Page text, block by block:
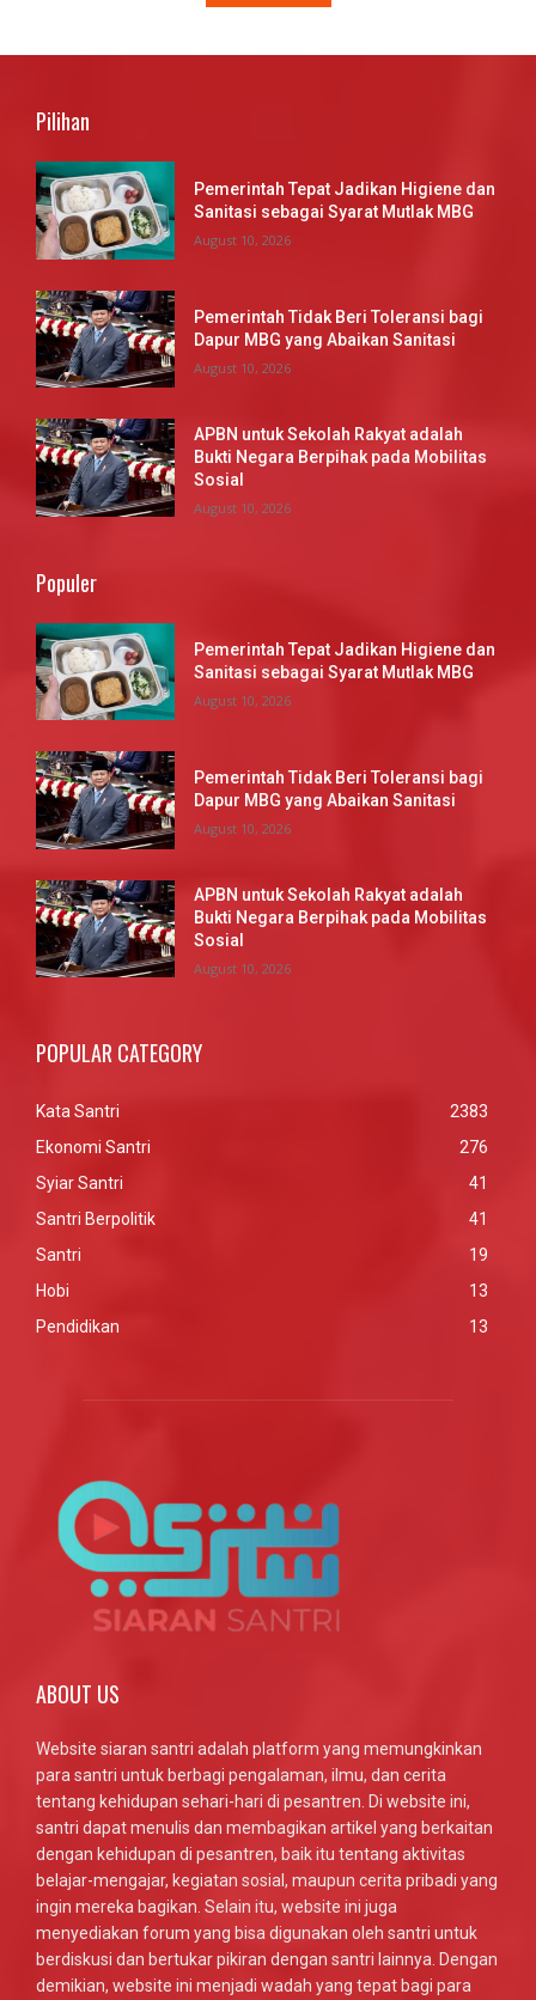
Pilihan
Pemerintah Tepat Jadikan Higiene dan
Sanitasi sebagai Syarat Mutlak MBG
August 10, 2026
Pemerintah Tidak Beri Toleransi bagi
Dapur MBG yang Abaikan Sanitasi
August 10, 2026
APBN untuk Sekolah Rakyat adalah
Bukti Negara Berpihak pada Mobilitas
Sosial
August 10, 2026
Populer
Pemerintah Tepat Jadikan Higiene dan
Sanitasi sebagai Syarat Mutlak MBG
August 10, 2026
Pemerintah Tidak Beri Toleransi bagi
Dapur MBG yang Abaikan Sanitasi
August 10, 2026
APBN untuk Sekolah Rakyat adalah
Bukti Negara Berpihak pada Mobilitas
Sosial
August 10, 2026
POPULAR CATEGORY
Kata Santri
2383
Ekonomi Santri
276
Syiar Santri
41
Santri Berpolitik
41
Santri
19
Hobi
13
Pendidikan
13
ABOUT US
Website siaran santri adalah platform yang memungkinkan
para santri untuk berbagi pengalaman, ilmu, dan cerita
tentang kehidupan sehari-hari di pesantren. Di website ini,
santri dapat menulis dan membagikan artikel yang berkaitan
dengan kehidupan di pesantren, baik itu tentang aktivitas
belajar-mengajar, kegiatan sosial, maupun cerita pribadi yang
ingin mereka bagikan. Selain itu, website ini juga
menyediakan forum yang bisa digunakan oleh santri untuk
berdiskusi dan bertukar pikiran dengan santri lainnya. Dengan
demikian, website ini menjadi wadah yang tepat bagi para